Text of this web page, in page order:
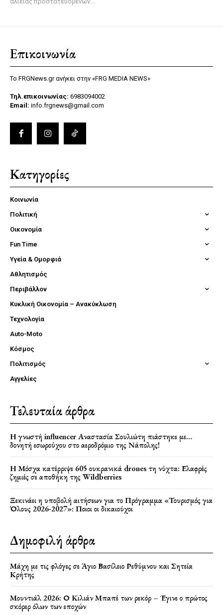
Επικοινωνία
Το FRGNews.gr ανήκει στην «FRG MEDIA NEWS»
Τηλ.επικοινωνίας: 6983094002
Email: info.frgnews@gmail.com
Κατηγορίες
Κοινωνία
Πολιτική
Οικονομία
Fun Time
Υγεία & Ομορφιά
Αθλητισμός
Περιβάλλον
Κυκλική Οικονομία – Ανακύκλωση
Τεχνολογία
Auto-Moto
Κόσμος
Πολιτισμός
Αγγελίες
Τελευταία άρθρα
Η γνωστή influencer Αναστασία Σουλιώτη πιάστηκε με…
δονητή εσωρούχου στο αεροδρόμιο της Νάπολης!
Η Μόσχα κατέρριψε 605 ουκρανικά drones τη νύχτα: Ελαφρές
ζημιές σε αποθήκη της Wildberries
Ξεκινάει η υποβολή αιτήσεων για το Πρόγραμμα «Τουρισμός για
Όλους 2026-2027»: Ποιοι οι δικαιούχοι
Δημοφιλή άρθρα
Μάχη με τις φλόγες σε Άγιο Βασίλειο Ρεθύμνου και Σητεία
Κρήτης
Μουντιάλ 2026: Ο Κιλιάν Μπαπέ των ρεκόρ – Έγινε ο πρώτος
σκόρερ όλων των εποχών